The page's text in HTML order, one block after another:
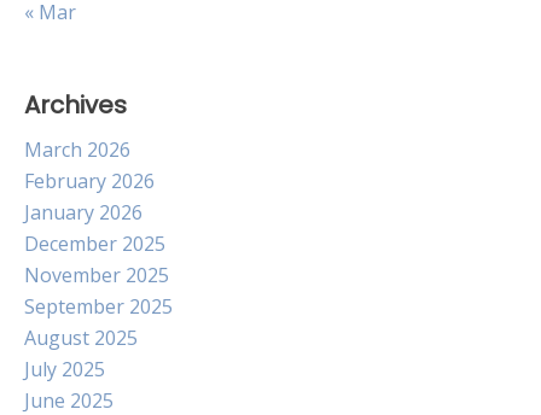
« Mar
Archives
March 2026
February 2026
January 2026
December 2025
November 2025
September 2025
August 2025
July 2025
June 2025